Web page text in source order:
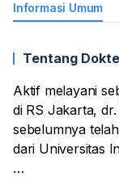
Informasi Umum
Tentang
Aktif melayani
di RS Jakarta,
sebelumnya
dari Universitas